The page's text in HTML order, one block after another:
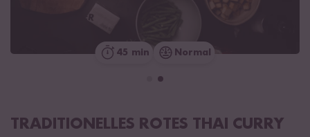
45 min Normal
TRADITIONELLES ROTES THAI CURRY